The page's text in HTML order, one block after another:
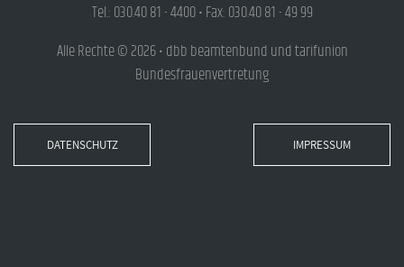
Tel.: 030.40 81 - 4400 • Fax: 030.40 81 - 49 99
Alle Rechte © 2026 • dbb beamtenbund und tarifunion
Bundesfrauenvertretung
DATENSCHUTZ IMPRESSUM